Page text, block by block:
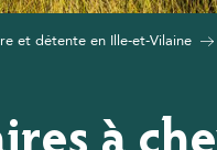
et détente en Ille-et-Vilaine